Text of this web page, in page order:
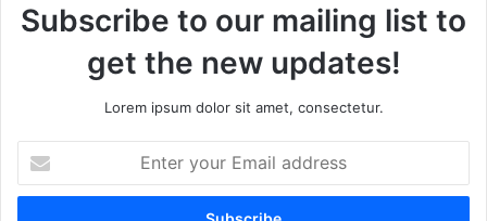
Subscribe to our mailing list to
get the new updates!
Lorem ipsum dolor sit amet, consectetur.
t